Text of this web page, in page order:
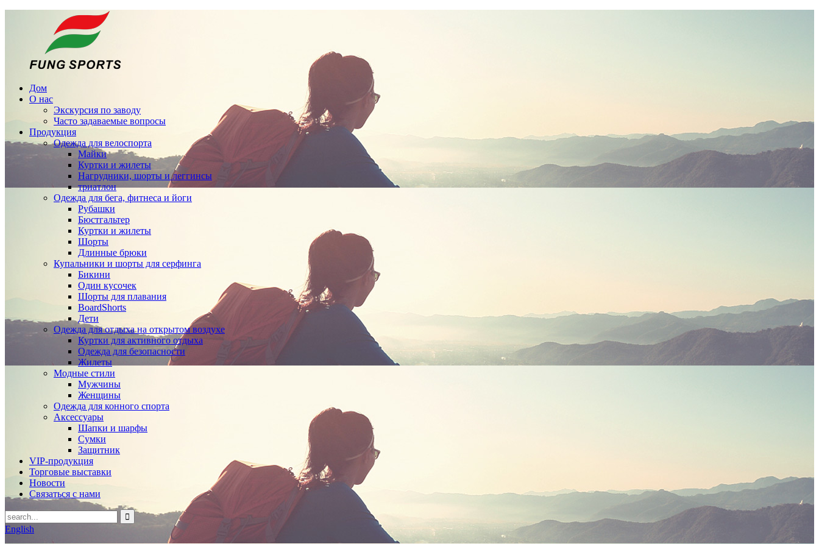
Дом
О нас
Экскурсия по заводу
Часто задаваемые вопросы
Продукция
Одежда для велоспорта
Майки
Куртки и жилеты
Нагрудники, шорты и леггинсы
триатлон
Одежда для бега, фитнеса и йоги
Рубашки
Бюстгальтер
Куртки и жилеты
Шорты
Длинные брюки
Купальники и шорты для серфинга
Бикини
Один кусочек
Шорты для плавания
BoardShorts
Дети
Одежда для отдыха на открытом воздухе
Куртки для активного отдыха
Одежда для безопасности
Жилеты
Модные стили
Мужчины
Женщины
Одежда для конного спорта
Аксессуары
Шапки и шарфы
Сумки
Защитник
VIP-продукция
Торговые выставки
Новости
Связаться с нами
English